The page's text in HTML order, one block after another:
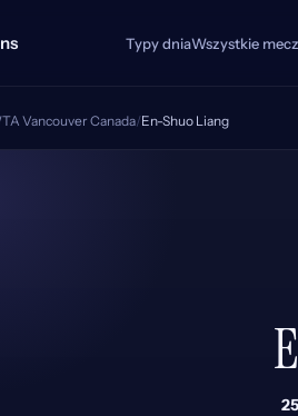
Typy dniaWszystkie
Vancouver Canada/En-Shuo Liang
25